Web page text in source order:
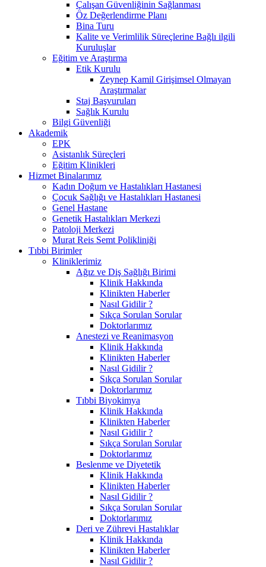
Çalışan Güvenliğinin Sağlanması
Öz Değerlendirme Planı
Bina Turu
Kalite ve Verimlilik Süreçlerine Bağlı ilgili
Kuruluşlar
Eğitim ve Araştırma
Etik Kurulu
Zeynep Kamil Girişimsel Olmayan
Araştırmalar
Staj Başvuruları
Sağlık Kurulu
Bilgi Güvenliği
Akademik
EPK
Asistanlık Süreçleri
Eğitim Klinikleri
Hizmet Binalarımız
Kadın Doğum ve Hastalıkları Hastanesi
Çocuk Sağlığı ve Hastalıkları Hastanesi
Genel Hastane
Genetik Hastalıkları Merkezi
Patoloji Merkezi
Murat Reis Semt Polikliniği
Tıbbi Birimler
Kliniklerimiz
Ağız ve Diş Sağlığı Birimi
Klinik Hakkında
Klinikten Haberler
Nasıl Gidilir ?
Sıkça Sorulan Sorular
Doktorlarımız
Anestezi ve Reanimasyon
Klinik Hakkında
Klinikten Haberler
Nasıl Gidilir ?
Sıkça Sorulan Sorular
Doktorlarımız
Tıbbi Biyokimya
Klinik Hakkında
Klinikten Haberler
Nasıl Gidilir ?
Sıkça Sorulan Sorular
Doktorlarımız
Beslenme ve Diyetetik
Klinik Hakkında
Klinikten Haberler
Nasıl Gidilir ?
Sıkça Sorulan Sorular
Doktorlarımız
Deri ve Zührevi Hastalıklar
Klinik Hakkında
Klinikten Haberler
Nasıl Gidilir ?